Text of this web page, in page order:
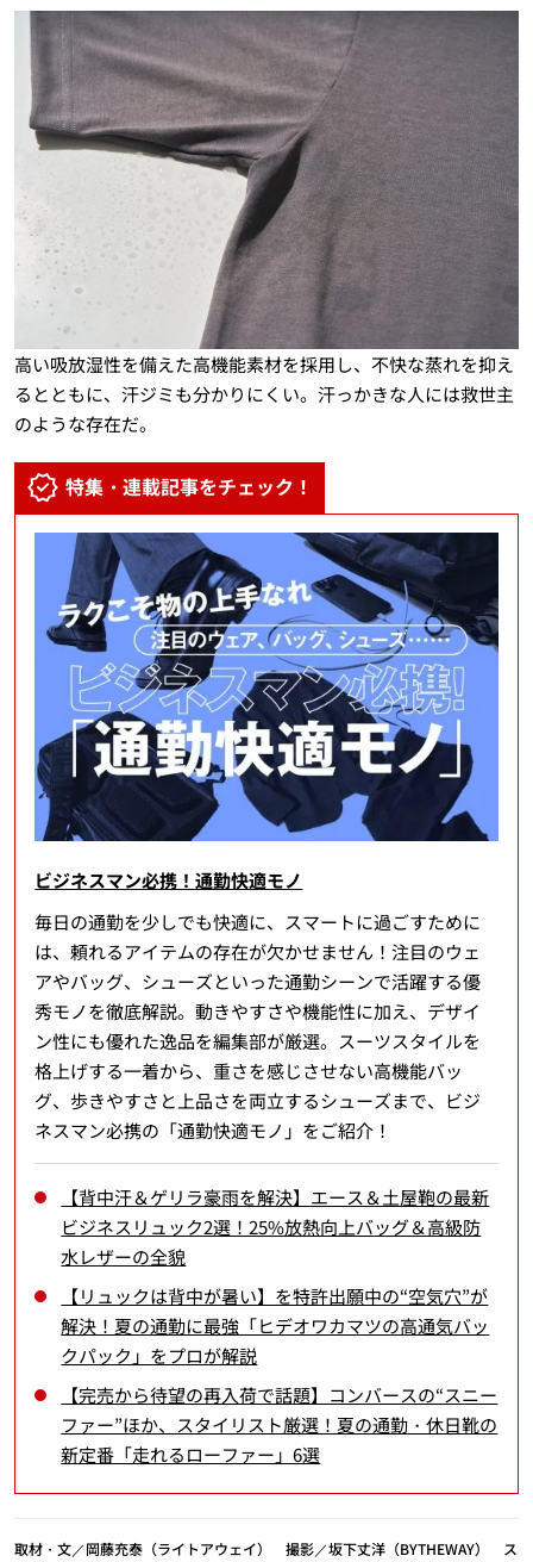
高い吸放湿性を備えた高機能素材を採用し、不快な蒸れを抑え
るとともに、汗ジミも分かりにくい。汗っかきな人には救世主
のような存在だ。
特集・連載記事をチェック！
ビジネスマン必携！通勤快適モノ
毎日の通勤を少しでも快適に、スマートに過ごすために
は、頼れるアイテムの存在が欠かせません！注目のウェ
アやバッグ、シューズといった通勤シーンで活躍する優
秀モノを徹底解説。動きやすさや機能性に加え、デザイ
ン性にも優れた逸品を編集部が厳選。スーツスタイルを
格上げする一着から、重さを感じさせない高機能バッ
グ、歩きやすさと上品さを両立するシューズまで、ビジ
ネスマン必携の「通勤快適モノ」をご紹介！
【背中汗＆ゲリラ豪雨を解決】エース＆土屋鞄の最新
ビジネスリュック2選！25%放熱向上バッグ＆高級防
水レザーの全貌
【リュックは背中が暑い】を特許出願中の“空気穴”が
解決！夏の通勤に最強「ヒデオワカマツの高通気バッ
クパック」をプロが解説
【完売から待望の再入荷で話題】コンバースの“スニー
ファー”ほか、スタイリスト厳選！夏の通勤・休日靴の
新定番「走れるローファー」6選
取材・文／岡藤充泰（ライトアウェイ） 撮影／坂下丈洋（BYTHEWAY） ス